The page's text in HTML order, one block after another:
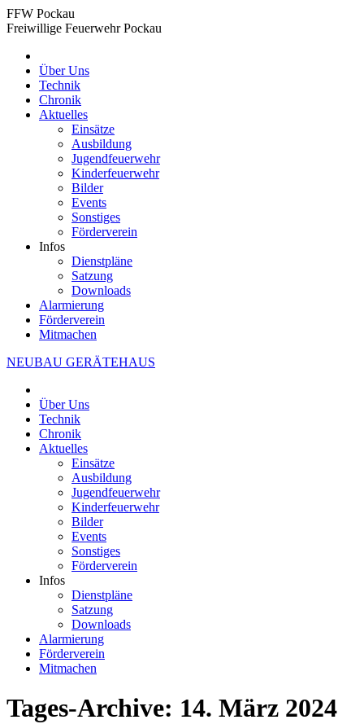
Zum
Inhalt
FFW Pockau
Freiwillige Feuerwehr Pockau
Über Uns
Technik
Chronik
Aktuelles
Einsätze
Ausbildung
Jugendfeuerwehr
Kinderfeuerwehr
Bilder
Events
Sonstiges
Förderverein
Infos
Dienstpläne
Satzung
Downloads
Alarmierung
Förderverein
Mitmachen
NEUBAU GERÄTEHAUS
Über Uns
Technik
Chronik
Aktuelles
Einsätze
Ausbildung
Jugendfeuerwehr
Kinderfeuerwehr
Bilder
Events
Sonstiges
Förderverein
Infos
Dienstpläne
Satzung
Downloads
Alarmierung
Förderverein
Mitmachen
Tages-Archive: 14. März 2024